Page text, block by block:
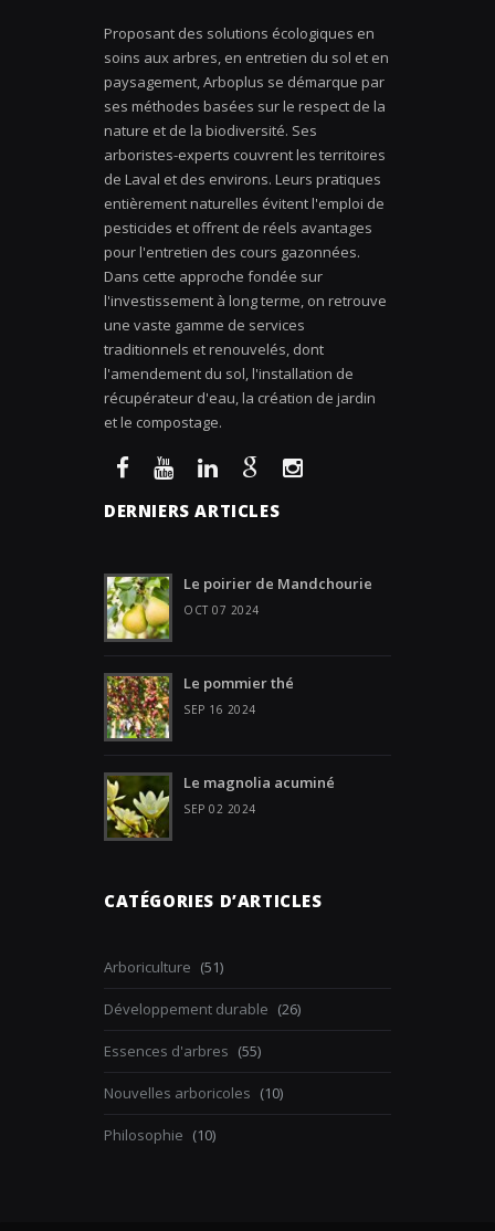
Proposant des solutions écologiques en
soins aux arbres, en entretien du sol et en
paysagement, Arboplus se démarque par
ses méthodes basées sur le respect de la
nature et de la biodiversité. Ses
arboristes-experts couvrent les territoires
de Laval et des environs. Leurs pratiques
entièrement naturelles évitent l'emploi de
pesticides et offrent de réels avantages
pour l'entretien des cours gazonnées.
Dans cette approche fondée sur
l'investissement à long terme, on retrouve
une vaste gamme de services
traditionnels et renouvelés, dont
l'amendement du sol, l'installation de
récupérateur d'eau, la création de jardin
et le compostage.
DERNIERS ARTICLES
Le poirier de Mandchourie
OCT 07 2024
Le pommier thé
SEP 16 2024
Le magnolia acuminé
SEP 02 2024
CATÉGORIES D’ARTICLES
Arboriculture (51)
Développement durable (26)
Essences d'arbres (55)
Nouvelles arboricoles (10)
Philosophie (10)